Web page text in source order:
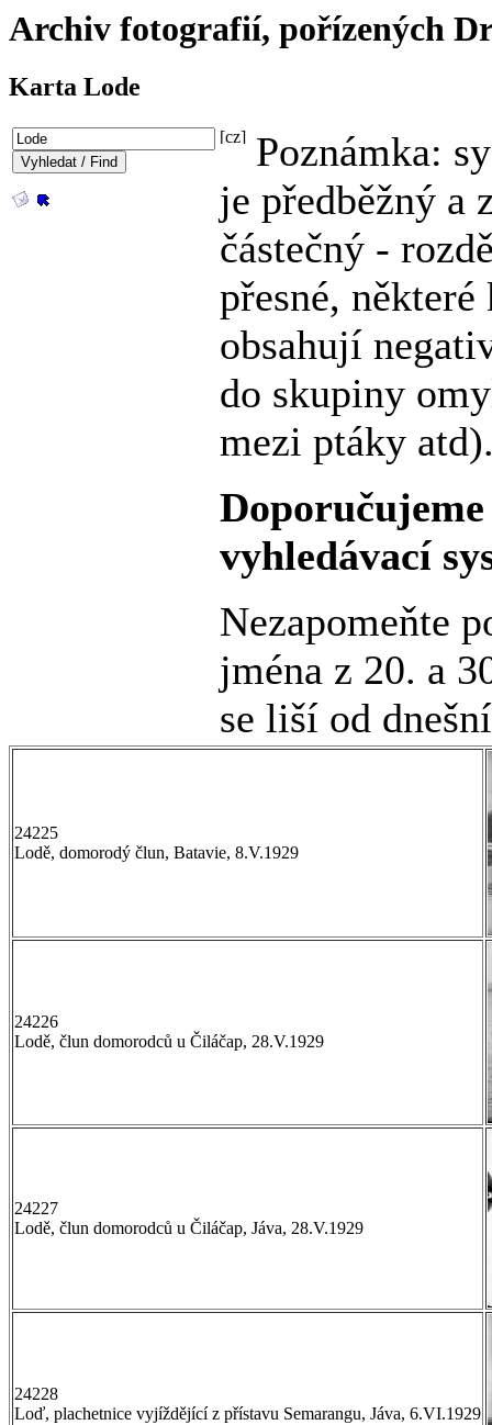
Archiv fotografií, pořízených
Karta Lode
Poznámka:
je předběžný a
částečný -
přesné, některé
obsahují
do skupiny
mezi ptáky
vyhledávací
Nezapomeňte
jména z 20. a
se liší od
24225
Lodě, domorodý člun, Batavie, 8.V.1929
24226
Lodě, člun domorodců u Čiláčap, 28.V.1929
24227
Lodě, člun domorodců u Čiláčap, Jáva, 28.V.1929
24228
Loď, plachetnice vyjíždějící z přístavu Semarangu, Jáva, 6.VI.1929